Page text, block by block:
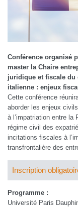
Conférence organisé
master la Chaire
juridique et fiscale du
italienne : enjeux
Cette conférence
aborder les enjeux
à l’impatriation entre la
régime civil des
incitations fiscales à
transfrontalière des
Inscription
Programme :
Université Paris